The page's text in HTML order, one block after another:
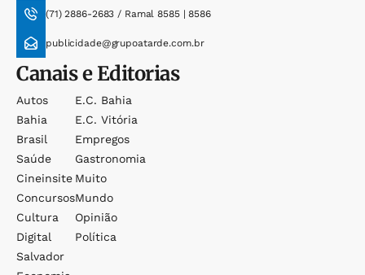
(71) 2886-2683 / Ramal 8585 | 8586
publicidade@grupoatarde.com.br
Canais e Editorias
Autos
Bahia
Brasil
Saúde
Cineinsite
Concursos
Cultura
Digital
Salvador
E.c. Bahia
E.c. Vitória
Empregos
Gastronomia
Muito
Mundo
Opinião
Política